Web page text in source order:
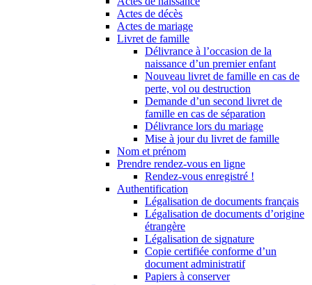
Actes de décès
Actes de mariage
Livret de famille
Délivrance à l’occasion de la
naissance d’un premier enfant
Nouveau livret de famille en cas de
perte, vol ou destruction
Demande d’un second livret de
famille en cas de séparation
Délivrance lors du mariage
Mise à jour du livret de famille
Nom et prénom
Prendre rendez-vous en ligne
Rendez-vous enregistré !
Authentification
Légalisation de documents français
Légalisation de documents d’origine
étrangère
Légalisation de signature
Copie certifiée conforme d’un
document administratif
Papiers à conserver